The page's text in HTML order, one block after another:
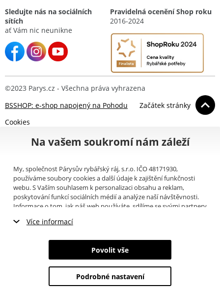
Sledujte nás na sociálních
sítích
ať Vám nic neunikne
Pravidelná ocenění Shop roku
2016-2024
©2023 Parys.cz - Všechna práva vyhrazena
BSSHOP: e-shop napojený na Pohodu
Začátek stránky
Cookies
Na vašem soukromí nám záleží
My, společnost Párysův rybářský ráj, s.r.o. IČO 48171930,
používáme soubory cookies a další údaje k zajištění funkčnosti
webu. S Vaším souhlasem k personalizaci obsahu a reklam,
poskytování funkcí sociálních médií a analýze naší návštěvnosti.
Informace o tom, jak náš web používáte, sdílíme se svými partnery
můžete přečíst, jak tyto informace Google používá. Partneři tyto
poskytli nebo které získali v důsledku toho, že používáte jejich
služby. Tyto údaje zahrnují cookies, data z dalších úložišť, IP
adresu a další informace spojené s prohlížením webu. Svůj souhlas
Více informací
Nezbytné cookies
Marketingové cookies
Analytické cookies
Povolit vše
Podrobné nastavení